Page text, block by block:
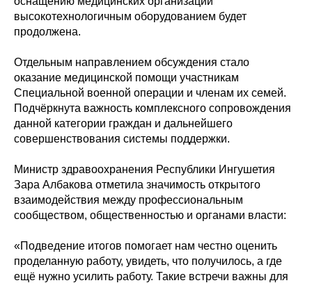
высокотехнологичным оборудованием будет
продолжена.
Отдельным направлением обсуждения стало
оказание медицинской помощи участникам
Специальной военной операции и членам их семей.
Подчёркнута важность комплексного сопровождения
данной категории граждан и дальнейшего
совершенствования системы поддержки.
Министр здравоохранения Республики Ингушетия
Зара Албакова отметила значимость открытого
взаимодействия между профессиональным
сообществом, общественностью и органами власти:
«Подведение итогов помогает нам честно оценить
проделанную работу, увидеть, что получилось, а где
ещё нужно усилить работу. Такие встречи важны для